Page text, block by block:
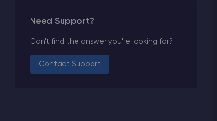
Need Support?
Can't find the answer you're looking for?
Contact Support